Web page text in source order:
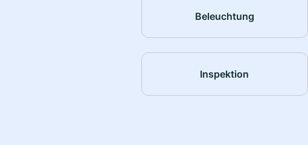
Beleuchtung
Inspektion